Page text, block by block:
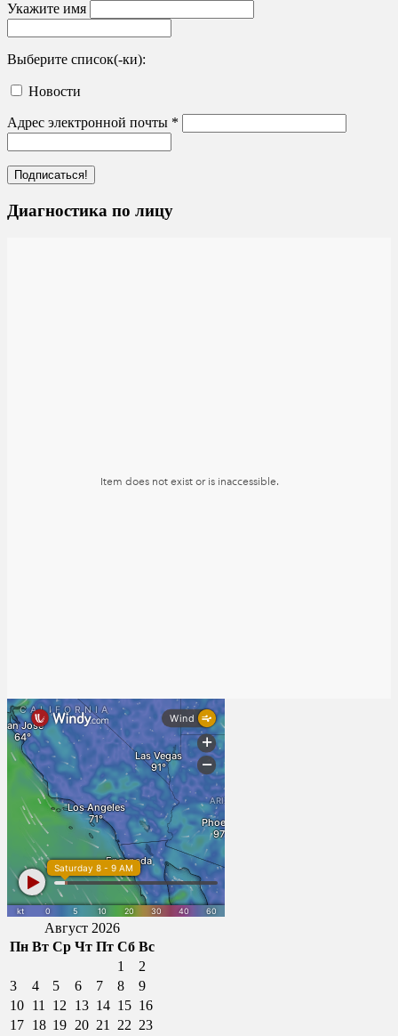
Укажите имя
Выберите список(-ки):
Новости
Адрес электронной почты *
Диагностика по лицу
Август 2026
Пн Вт Ср Чт Пт Сб Вс
1
2
3
4 5 6 7 8
9
10 11 12 13 14 15 16
17 18 19 20 21 22 23